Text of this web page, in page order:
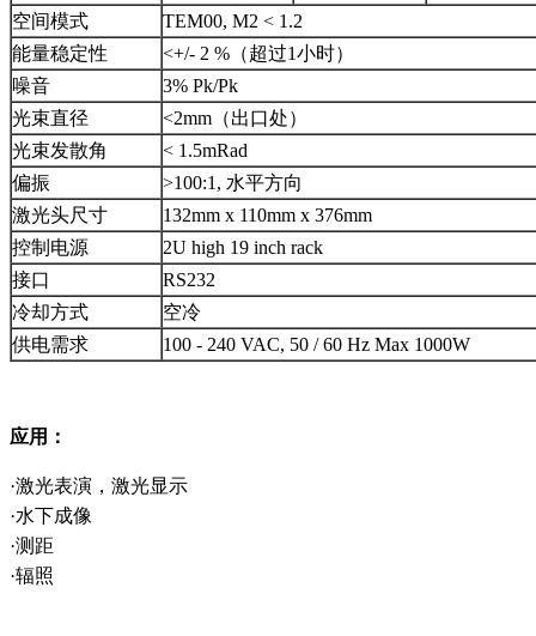
空间模式
TEM00, M2 < 1.2
能量稳定性
<+/- 2 %（超过1小时）
噪音
3% Pk/Pk
光束直径
<2mm（出口处）
光束发散角
< 1.5mRad
偏振
>100:1, 水平方向
激光头尺寸
132mm x 110mm x 376mm
控制电源
2U high 19 inch rack
接口
RS232
冷却方式
空冷
供电需求
100 - 240 VAC, 50 / 60 Hz Max 1000W
应用：
·激光表演，激光显示
·水下成像
·测距
·辐照